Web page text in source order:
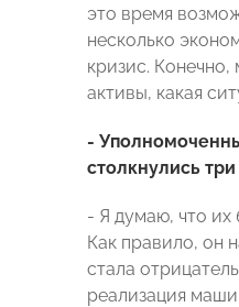
это время
несколько
кризис. Конечно,
активы, какая
-
столкнулись
- Я думаю, что их
Как правило, он
стала
реализация